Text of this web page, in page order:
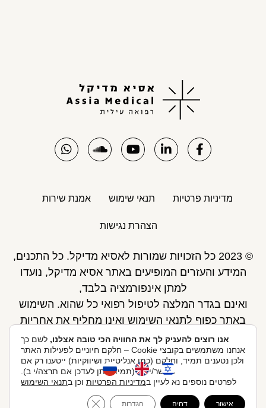
לקביעת תור אונליין
מדיניות פרטיות תנאי שימוש אמנת שירות
הצהרת נגישות
© 2023 כל הזכויות שמורות לאסיא מדיקל. כל התכנים,
המידע והעזרים המופיעים באתר אסיא מדיקל, נועדו
למתן אינפורמציה בלבד,
ואינם בגדר המלצה לטיפול רפואי כל שהוא. השימוש
באתר כפוף לתנאי השימוש ואינו מחליף את אחריות
הגולש לקבלת ייעוץ ע"י רופא.
פיתוח אתר: Skymaster
אנו רוצים להעניק לך את החוויה הכי טובה אצלנו, לשם כך
אנחנו משתמשים בקובצי Cookie – חלקם חיוניים לפעילות האתר
ולכן נטענים תמיד, וחלקם (כמו אנליטיות ושיווקיות) ייטענו רק אם
תאשר/י לנו (תמיד ניתן לעדכן אם תרצה/י ב).
לפרטים נוספים נא לעיין במדיניות הפרטיות וכן בתנאי השימוש
אישור דחיה הגדרות GDPR Cookie Banner